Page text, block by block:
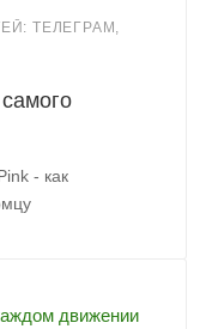
ТЕЛЕГРАМ,
- как